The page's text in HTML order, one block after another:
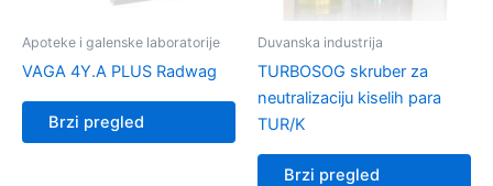
Apoteke i galenske laboratorije
VAGA 4Y.A PLUS Radwag
Brzi pregled
Duvanska industrija
TURBOSOG skruber za
neutralizaciju kiselih para
TUR/K
Brzi pregled